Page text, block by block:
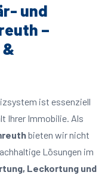
und
–
ist essenziell
Ihrer Immobilie. Als
bieten wir nicht
Lösungen im
Leckortung und